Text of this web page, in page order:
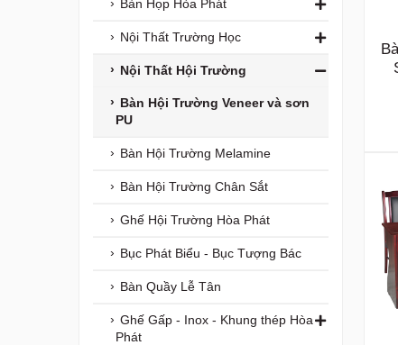
Bàn Họp Hòa Phát
Nội Thất Trường Học
Nội Thất Hội Trường
Bàn Hội Trường Veneer và sơn
PU
Bàn Hội Trường Melamine
Bàn Hội Trường Chân Sắt
Ghế Hội Trường Hòa Phát
Bục Phát Biểu - Bục Tượng Bác
Bàn Quầy Lễ Tân
Ghế Gấp - Inox - Khung thép Hòa
Phát